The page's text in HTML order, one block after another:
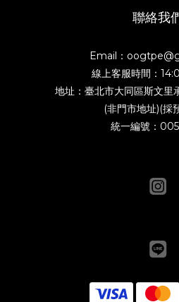
聯絡我
Email：
線上客服時間：
地址：臺北市大同區斯文里
(非門市地址)(採
統一編號：